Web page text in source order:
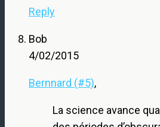
Reply
Bob
4/02/2015
Bernnard (#5),
La science avance